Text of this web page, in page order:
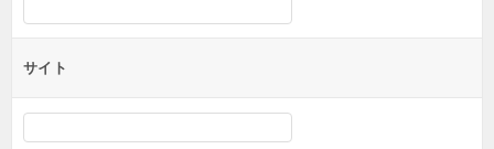
サイト